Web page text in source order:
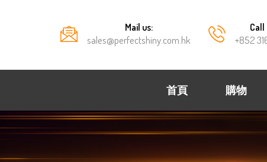
Mail us:
sales@perfectshiny.com.hk
Call
+852
首頁 購物